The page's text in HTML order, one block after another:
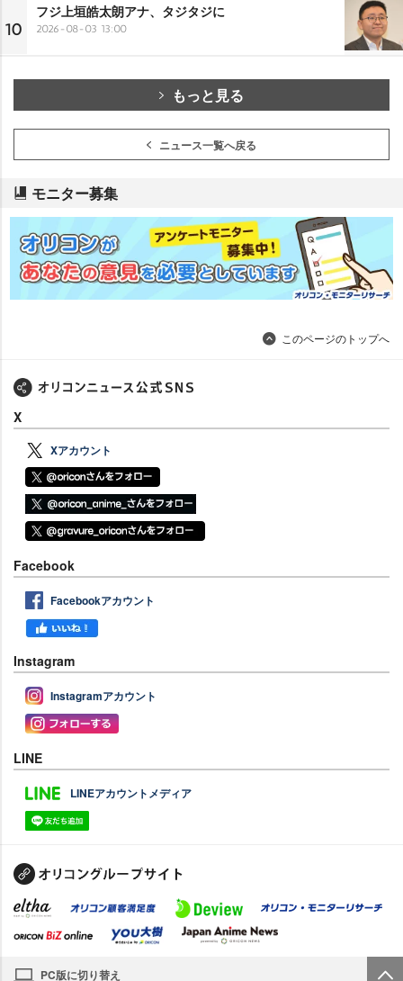
10
フジ上垣皓太朗アナ、タジタジに
2026-08-03 13:00
もっと見る
ニュース一覧へ戻る
モニター募集
このページのトップへ
X
Xアカウント
Facebook
Facebookアカウント
Instagram
Instagramアカウント
LINE
LINEアカウントメディア
PC版に切り替え